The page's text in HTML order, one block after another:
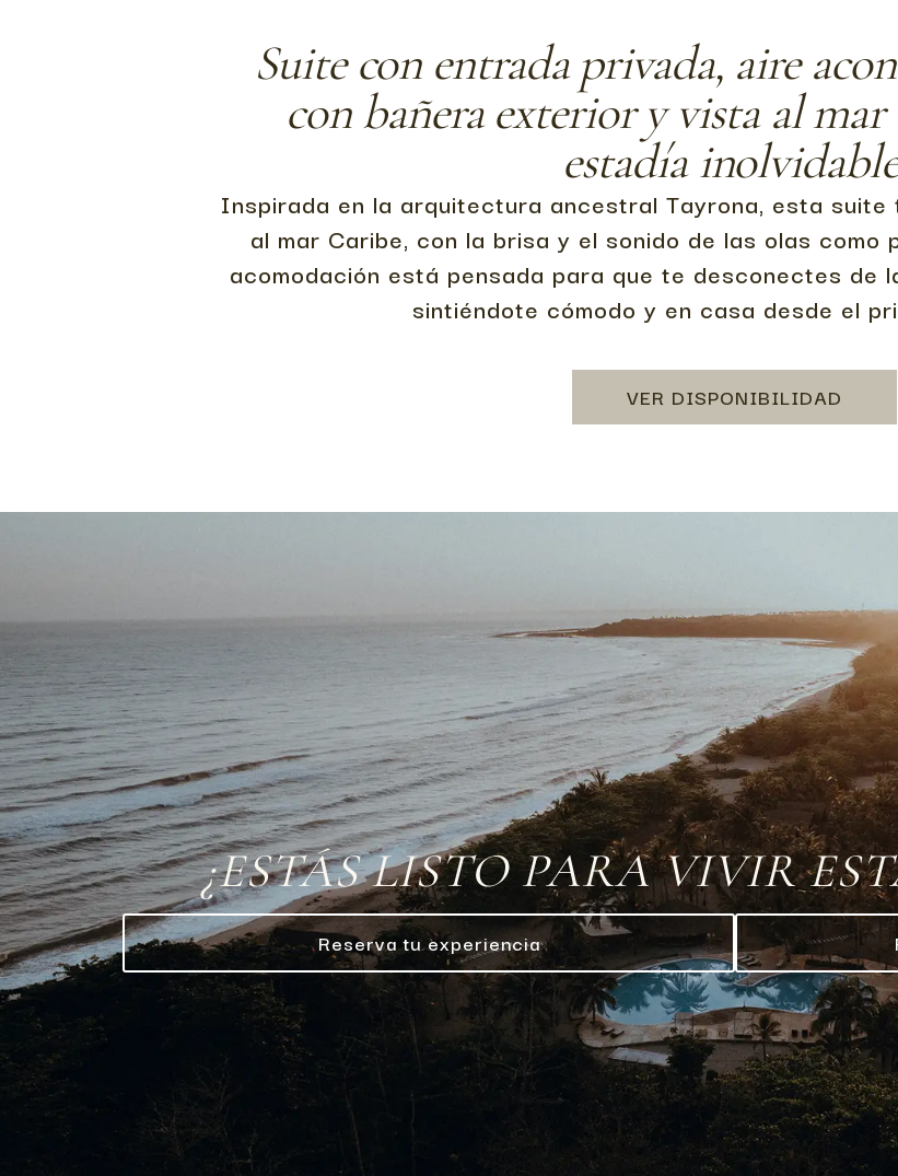
Suite con entrada privada, aire
con bañera exterior y vista al
estadía
Inspirada en la arquitectura ancestral Tayrona, esta
al mar Caribe, con la brisa y el sonido de las olas como
acomodación está pensada para que te desconectes de
sintiéndote cómodo y en casa desde el
VER DISPONIBILIDAD
¿ESTÁS LISTO PARA VIVIR
Reserva tu experiencia